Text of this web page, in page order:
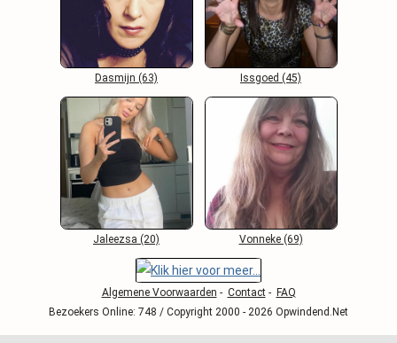
Dasmijn (63) Issgoed (45)
Jaleezsa (20) Vonneke (69)
Algemene Voorwaarden - Contact- FAQ
Bezoekers Online: 748 / Copyright 2000 - 2026 Opwindend.Net